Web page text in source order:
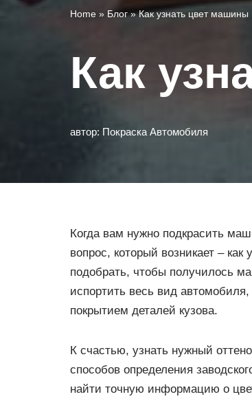
Home » Блог»Как узнать цвет машины
Как
автор: Покраска Автомобиля
Когда вам нужно подкрасить
вопрос, который возникает –
подобрать, чтобы получилось
испортить весь вид
покрытием деталей кузова.
К счастью, узнать нужный
способов определения
найти точную информацию о